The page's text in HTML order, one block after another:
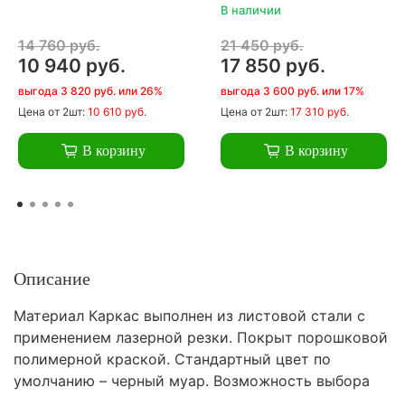
14 760 руб.
10 940 руб.
выгода 3 820 руб. или 26%
Цена от 2шт: 10 610 руб.
В корзину
В наличии
21 450 руб.
17 850 руб.
выгода 3 600 руб. или 17%
Цена от 2шт: 17 310 руб.
В корзину
Описание
Материал Каркас выполнен из листовой стали с
применением лазерной резки. Покрыт порошковой
полимерной краской. Стандартный цвет по
умолчанию – черный муар. Возможность выбора